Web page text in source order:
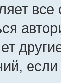
все
если